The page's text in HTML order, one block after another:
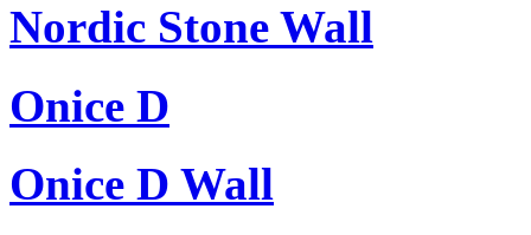
Nordic Stone Wall
Onice D
Onice D Wall